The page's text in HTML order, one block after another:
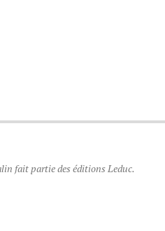
fait partie des éditions Leduc.